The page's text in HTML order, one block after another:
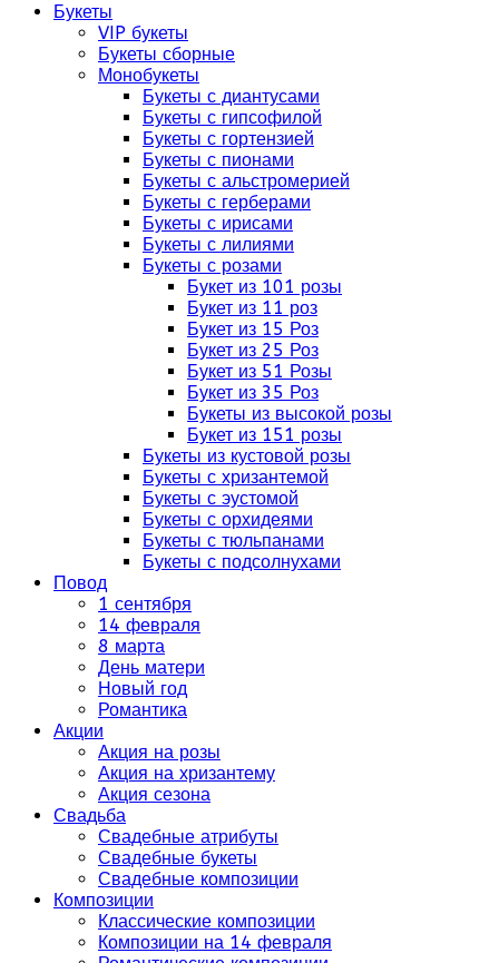
Букеты
VIP букеты
Букеты сборные
Монобукеты
Букеты с диантусами
Букеты с гипсофилой
Букеты с гортензией
Букеты с пионами
Букеты с альстромерией
Букеты с герберами
Букеты с ирисами
Букеты с лилиями
Букеты с розами
Букет из 101 розы
Букет из 11 роз
Букет из 15 Роз
Букет из 25 Роз
Букет из 51 Розы
Букет из 35 Роз
Букеты из высокой розы
Букет из 151 розы
Букеты из кустовой розы
Букеты с хризантемой
Букеты с эустомой
Букеты с орхидеями
Букеты с тюльпанами
Букеты с подсолнухами
Повод
1 сентября
14 февраля
8 марта
День матери
Новый год
Романтика
Акции
Акция на розы
Акция на хризантему
Акция сезона
Свадьба
Свадебные атрибуты
Свадебные букеты
Свадебные композиции
Композиции
Классические композиции
Композиции на 14 февраля